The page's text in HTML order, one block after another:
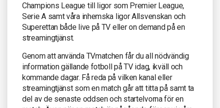
Champions League till ligor som Premier League,
Serie A samt våra inhemska ligor Allsvenskan och
Superettan både live på TV eller on demand på en
streamingtjänst.
Genom att använda TVmatchen får du all nödvändig
information gällande fotboll på TV idag, ikväll och
kommande dagar. Få reda på vilken kanal eller
streamingtjänst som en match går att titta på samt ta
del av de senaste oddsen och startelvorna för en